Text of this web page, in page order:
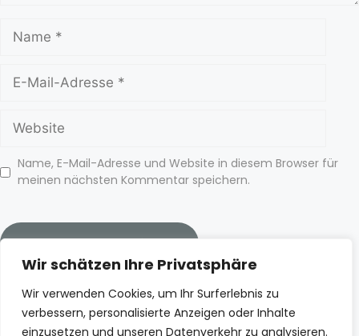
Wir schätzen Ihre Privatsphäre
Wir verwenden Cookies, um Ihr Surferlebnis zu
verbessern, personalisierte Anzeigen oder Inhalte
einzusetzen und unseren Datenverkehr zu analysieren.
Name, E-Mail-Adresse und Website in diesem Browser für
meinen nächsten Kommentar speichern.
Spotify Deezer
Apple Podcasts